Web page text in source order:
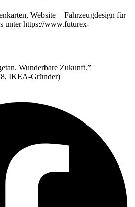
Website + Fahrzeugdesign für
unter https://www.futurex-
Wunderbare Zukunft.”
IKEA-Gründer)